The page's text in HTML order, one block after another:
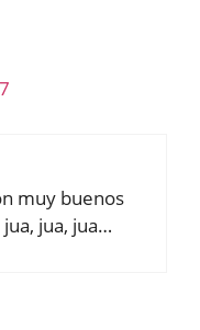
muy buenos
jua, jua…